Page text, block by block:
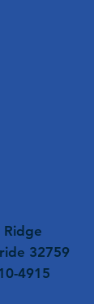
Ridge
32759
4915